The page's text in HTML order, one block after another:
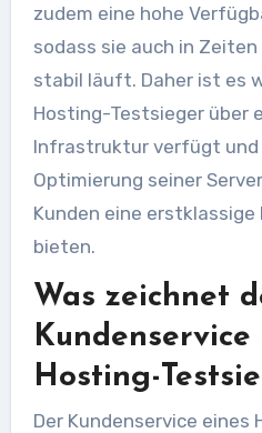
zudem eine hohe
sodass sie auch in
stabil läuft. Daher ist es
Hosting-Testsieger über
Infrastruktur verfügt und
Optimierung seiner
Kunden eine erstklassige
bieten.
Was zeichnet
Kundenservice
Hosting-
Der Kundenservice eines